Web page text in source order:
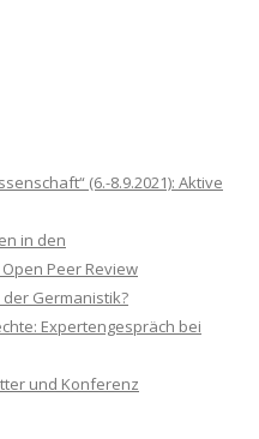
(6.-8.9.2021): Aktive
in den
Peer Review
Germanistik?
Expertengespräch bei
und Konferenz